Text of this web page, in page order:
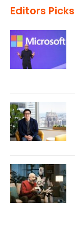
Editors Picks